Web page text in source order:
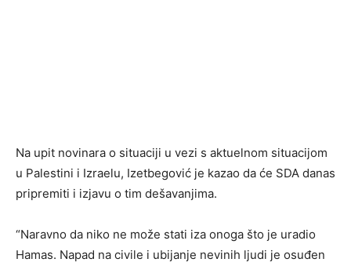
Na upit novinara o situaciji u vezi s aktuelnom situacijom
u Palestini i Izraelu, Izetbegović je kazao da će SDA danas
pripremiti i izjavu o tim dešavanjima.
“Naravno da niko ne može stati iza onoga što je uradio
Hamas. Napad na civile i ubijanje nevinih ljudi je osuđen